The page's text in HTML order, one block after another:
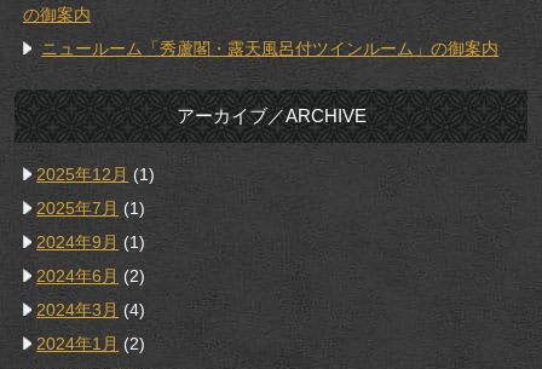
の御案内
ニュールーム「秀蘆閣・露天風呂付ツインルーム」の御案内
アーカイブ／ARCHIVE
2025年12月 (1)
2025年7月 (1)
2024年9月 (1)
2024年6月 (2)
2024年3月 (4)
2024年1月 (2)